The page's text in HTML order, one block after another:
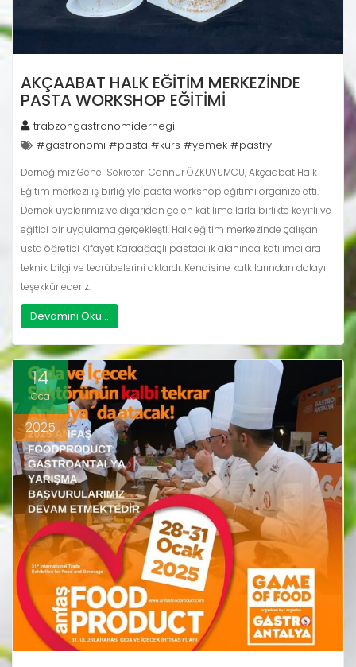
AKÇAABAT HALK EĞITIM MERKEZINDE
PASTA WORKSHOP EĞITIMI
trabzongastronomidernegi
#gastronomi #pasta #kurs #yemek #pastry
Derneğimiz Genel Sekreteri Cannur ÖZKUYUMCU, Akçaabat Halk
Eğitim merkezi iş birliğiyle pasta workshop eğitimi organize etti.
Dernek üyelerimiz ve dışarıdan gelen katılımcılarla birlikte keyifli ve
eğitici bir uygulama gerçekleşti. Halk eğitim merkezinde çalışan
usta öğretici Kifayet Karaağaçlı pastacılık alanında katılımcılara
teknik bilgi ve tecrübelerini aktardı. Kendisine katkılarından dolayı
teşekkür ederiz.
Devamını Oku...
14
Oca
2025